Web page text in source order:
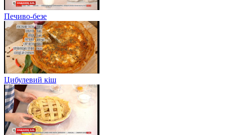
Печиво-безе
Цибулевий кіш